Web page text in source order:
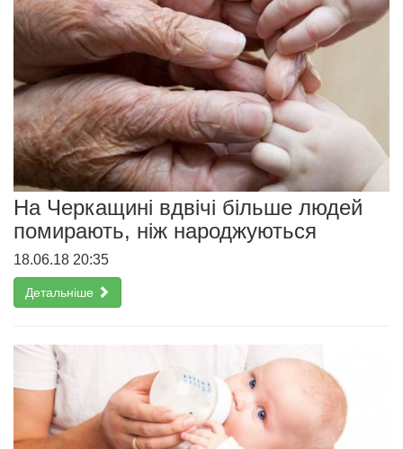
На Черкащині вдвічі більше людей
помирають, ніж народжуються
18.06.18 20:35
Детальніше